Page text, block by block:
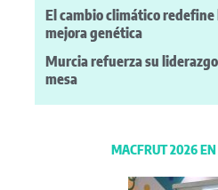
El cambio climático redefine
mejora genética
Murcia refuerza su
mesa
MACFRUT 2026